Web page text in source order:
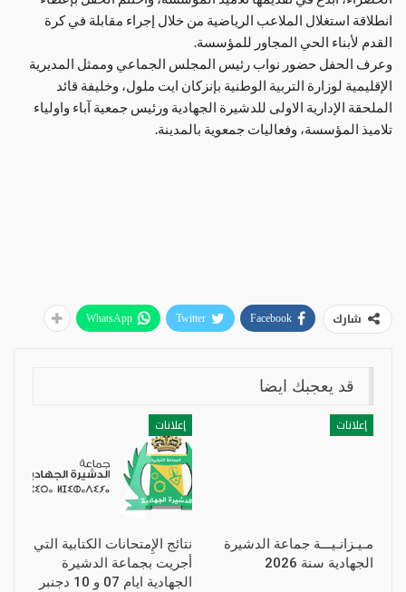
انطلاقة استغلال الملاعب الرياضية من خلال إجراء مقابلة في كرة
القدم لأبناء الحي المجاور للمؤسسة.
وعرف الحفل حضور نواب رئيس المجلس الجماعي وممثل المديرية
الإقليمية لوزارة التربية الوطنية بإنزكان ايت ملول، وخليفة قائد
الملحقة الإدارية الاولى للدشيرة الجهادية ورئيس جمعية آباء واولياء
تلاميذ المؤسسة، وفعاليات جمعوية بالمدينة.
شارك Facebook
Twitter
WhatsApp
قد يعجبك ايضا
إعلانات
مـيـزانـيـــة جماعة الدشيرة
الجهادية سنة 2026
إعلانات
نتائج الإِمتحانات الكتابية التي
أجريت بجماعة الدشيرة
الجهادية ايام 07 و 10 دجنبر